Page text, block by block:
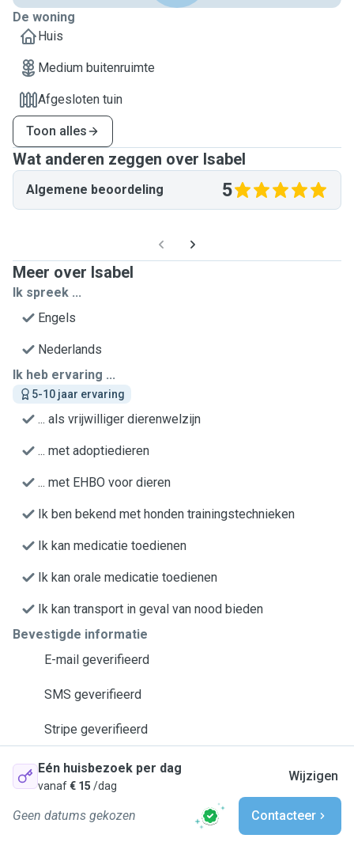
De woning
Huis
Medium buitenruimte
Afgesloten tuin
Toon alles
Wat anderen zeggen over Isabel
Algemene beoordeling 5
Meer over Isabel
Ik spreek ...
Engels
Nederlands
Ik heb ervaring ...
5-10 jaar ervaring
... als vrijwilliger dierenwelzijn
... met adoptiedieren
... met EHBO voor dieren
Ik ben bekend met honden trainingstechnieken
Ik kan medicatie toedienen
Ik kan orale medicatie toedienen
Ik kan transport in geval van nood bieden
Bevestigde informatie
E-mail geverifieerd
SMS geverifieerd
Stripe geverifieerd
Eén huisbezoek per dag
vanaf€ 15 /dag
Wijzigen
Geen datums gekozen Contacteer